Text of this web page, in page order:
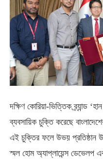
দক্ষিণ কোরিয়া-ভিত্তিক ব্র্যান্ড
ব্যবসায়িক চুক্তি করেছে
এই চুক্তির ফলে উভয় প্রতিষ্ঠান
স্মল হোম অ্যাপ্লায়েন্স ডেভেলপ